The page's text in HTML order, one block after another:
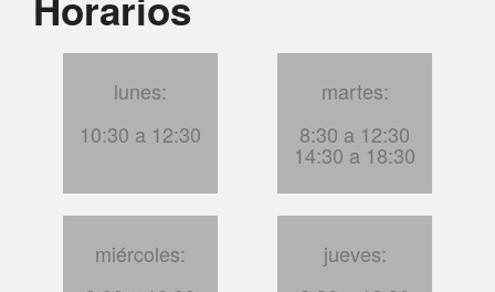
lunes:
10:30 a 12:30
martes:
8:30 a 12:30
14:30 a 18:30
miércoles:
jueves: